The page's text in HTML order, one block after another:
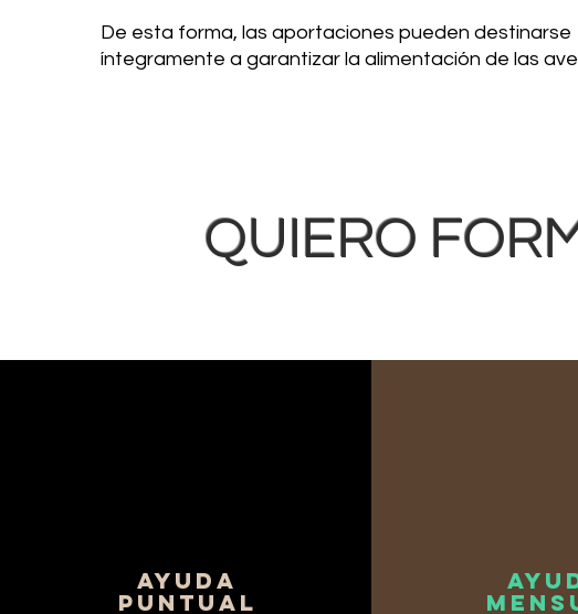
De esta forma, las aportaciones pueden destinarse
íntegramente a garantizar la alimentación de las
QUIERO
AYUDA
PUNTUAL